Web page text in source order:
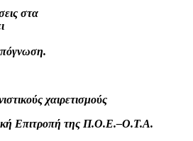
στα
χαιρετισμούς
Επιτροπή της Π.Ο.Ε.–Ο.Τ.Α.